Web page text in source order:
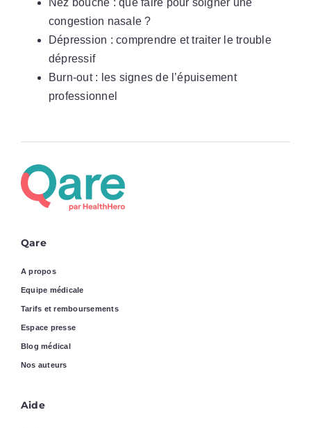
congestion nasale ?
Dépression : comprendre et traiter le trouble
dépressif
Burn-out : les signes de l’épuisement
professionnel
Qare
A propos
Equipe médicale
Tarifs et remboursements
Espace presse
Blog médical
Nos auteurs
Aide